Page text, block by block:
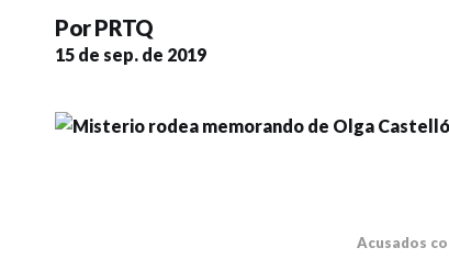
PorPRTQ
15 de sep. de 2019
Acusados